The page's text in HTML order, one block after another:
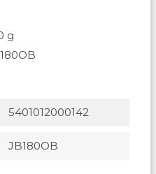
g
5401012000142
JB180OB